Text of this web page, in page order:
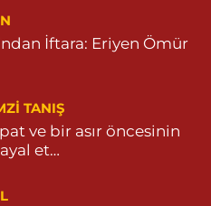
İftara: Eriyen Ömür
TANIŞ
ve bir asır öncesinin
et…